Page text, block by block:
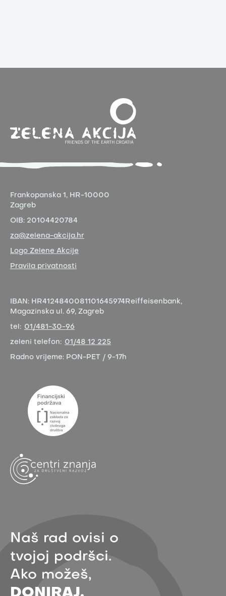
Frankopanska 1, HR-10000
Zagreb
OIB: 20104420784
za@zelena-akcija.hr
Logo Zelene Akcije
Pravila privatnosti
IBAN: HR4124840081101645974 Reiffeisenbank,
Magazinska ul. 69, Zagreb
tel: 01/481-30-96
zeleni telefon: 01/48 12 225
Radno vrijeme: PON-PET / 9-17h
Naš rad ovisi o
tvojoj podršci.
Ako možeš,